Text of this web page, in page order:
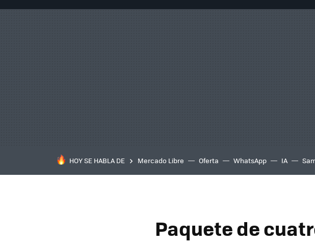
HOY SE HABLA DE Mercado Libre Oferta WhatsApp IA
Paquete de